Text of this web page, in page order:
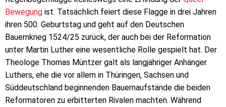
Bewegung ist. Tatsächlich feiert diese Flagge in drei Jahren
ihren 500. Geburtstag und geht auf den Deutschen
Bauernkrieg 1524/25 zurück, der auch bei der Reformation
unter Martin Luther eine wesentliche Rolle gespielt hat. Der
Theologe Thomas Müntzer galt als langjähriger Anhänger
Luthers, ehe die vor allem in Thüringen, Sachsen und
Süddeutschland beginnenden Bauernaufstände die beiden
Reformatoren zu erbitterten Rivalen machten. Während